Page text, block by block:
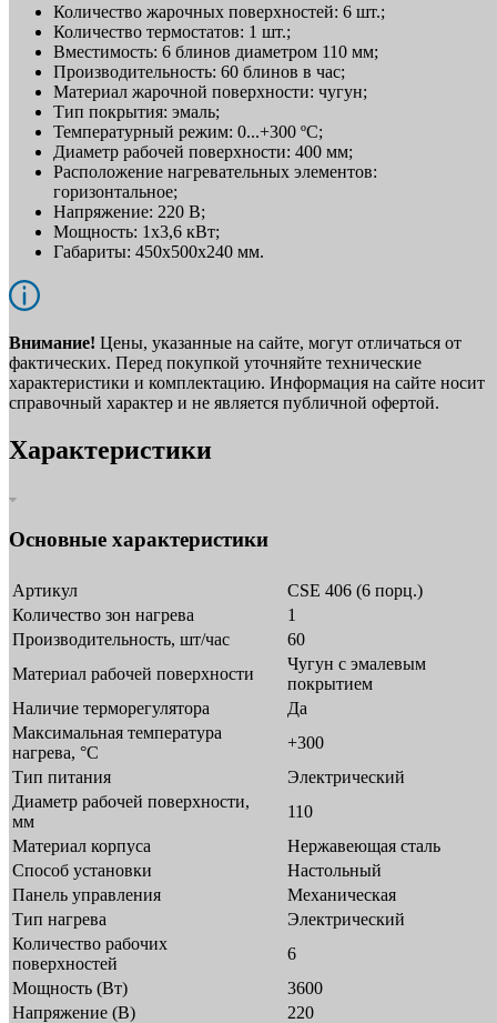
Количество жарочных поверхностей: 6 шт.;
Количество термостатов: 1 шт.;
Вместимость: 6 блинов диаметром 110 мм;
Производительность: 60 блинов в час;
Материал жарочной поверхности: чугун;
Тип покрытия: эмаль;
Температурный режим: 0...+300 ºC;
Диаметр рабочей поверхности: 400 мм;
Расположение нагревательных элементов:
горизонтальное;
Напряжение: 220 В;
Мощность: 1х3,6 кВт;
Габариты: 450x500x240 мм.
Внимание! Цены, указанные на сайте, могут отличаться от
фактических. Перед покупкой уточняйте технические
характеристики и комплектацию. Информация на сайте носит
справочный характер и не является публичной офертой.
Характеристики
Основные характеристики
Артикул
CSE 406 (6 порц.)
Количество зон нагрева
1
Производительность, шт/час
60
Материал рабочей поверхности
Чугун с эмалевым
покрытием
Наличие терморегулятора
Да
Максимальная температура
нагрева, °C
+300
Тип питания
Электрический
Диаметр рабочей поверхности,
мм
110
Материал корпуса
Нержавеющая сталь
Способ установки
Настольный
Панель управления
Механическая
Тип нагрева
Электрический
Количество рабочих
поверхностей
6
Мощность (Вт)
3600
Напряжение (В)
220